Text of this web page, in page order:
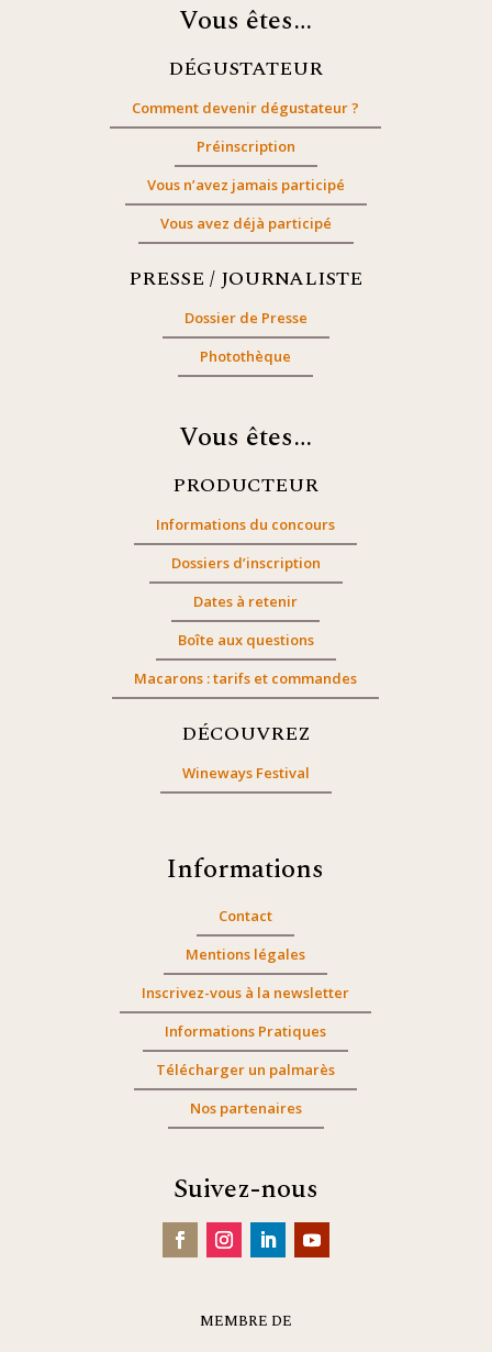
Vous êtes…
DÉGUSTATEUR
Comment devenir dégustateur ?
Préinscription
Vous n’avez jamais participé
Vous avez déjà participé
PRESSE / JOURNALISTE
Dossier de Presse
Photothèque
Vous êtes…
PRODUCTEUR
Informations du concours
Dossiers d’inscription
Dates à retenir
Boîte aux questions
Macarons : tarifs et commandes
DÉCOUVREZ
Wineways Festival
Informations
Contact
Mentions légales
Inscrivez-vous à la newsletter
Informations Pratiques
Télécharger un palmarès
Nos partenaires
Suivez-nous
MEMBRE DE